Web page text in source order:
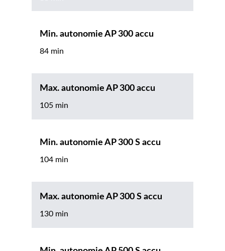
Min. autonomie AP 300 accu
84 min
Max. autonomie AP 300 accu
105 min
Min. autonomie AP 300 S accu
104 min
Max. autonomie AP 300 S accu
130 min